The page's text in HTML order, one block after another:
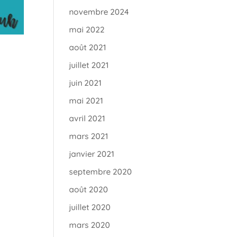
novembre 2024
mai 2022
août 2021
juillet 2021
juin 2021
mai 2021
avril 2021
mars 2021
janvier 2021
septembre 2020
août 2020
juillet 2020
mars 2020